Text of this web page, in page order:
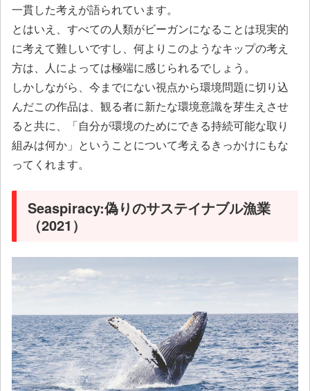
一貫した考えが語られています。
とはいえ、すべての人類がビーガンになることは現実的
に考えて難しいですし、何よりこのようなキップの考え
方は、人によっては極端に感じられるでしょう。
しかしながら、今までにない視点から環境問題に切り込
んだこの作品は、観る者に新たな環境意識を芽生えさせ
ると共に、「自分が環境のためにできる持続可能な取り
組みは何か」ということについて考えるきっかけにもな
ってくれます。
Seaspiracy:偽りのサステイナブル漁業
（2021）